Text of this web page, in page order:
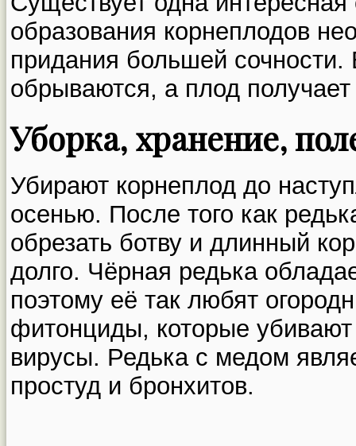
образования корнеплодов
придания большей
обрываются, а плод
Уборка, хранение,
Убирают корнеплод до
осенью. После того как
обрезать ботву и длинный
долго. Чёрная редька
поэтому её так любят
фитонциды, которые
вирусы. Редька с медом
простуд и бронхитов.